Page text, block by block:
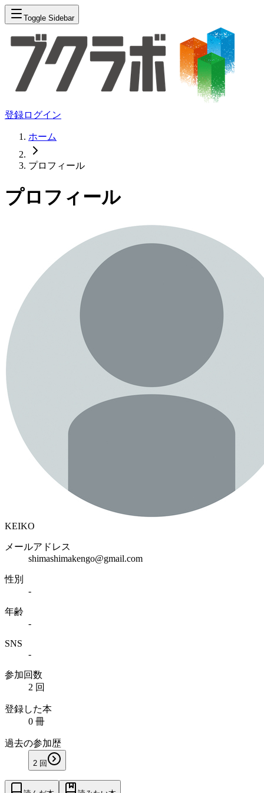
Toggle Sidebar
登録ログイン
ホーム
プロフィール
プロフィール
KEIKO
メールアドレス
shimashimakengo@gmail.com
性別
-
年齢
-
SNS
-
参加回数
2 回
登録した本
0 冊
過去の参加歴
2 回